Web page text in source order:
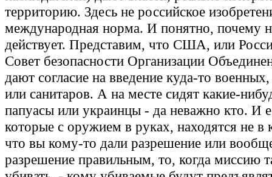
территорию. Здесь не российское
международная норма. И понятно, почему
действует. Представим, что США, или
Совет безопасности Организации
дают согласие на введение куда-то
или санитаров. А на месте сидят какие-
папуасы или украинцы - да неважно кто. И
которые с оружием в руках, находятся не в
что вы кому-то дали разрешение или
разрешение правильным, то, когда миссию